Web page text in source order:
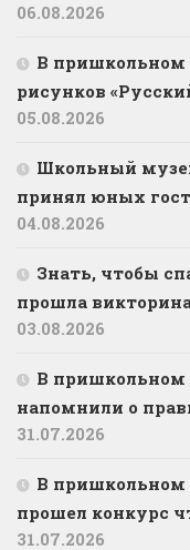
06.08.2026
В пришкольном
рисунков
05.08.2026
Школьный
принял юных
04.08.2026
Знать, чтобы
прошла
03.08.2026
В пришкольном
напомнили о
31.07.2026
В пришкольном
прошел конкурс
31.07.2026